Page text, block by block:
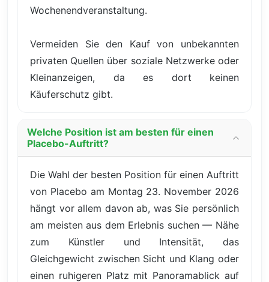
Wochenendveranstaltung.
Vermeiden Sie den Kauf von unbekannten
privaten Quellen über soziale Netzwerke oder
Kleinanzeigen, da es dort keinen
Käuferschutz gibt.
Welche Position ist am besten für einen
Placebo-Auftritt?
Die Wahl der besten Position für einen Auftritt
von Placebo am Montag 23. November 2026
hängt vor allem davon ab, was Sie persönlich
am meisten aus dem Erlebnis suchen — Nähe
zum Künstler und Intensität, das
Gleichgewicht zwischen Sicht und Klang oder
einen ruhigeren Platz mit Panoramablick auf